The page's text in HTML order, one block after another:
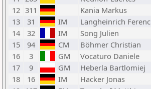
12 311 Kania Markus
13
31 IM Langheinrich Ferenc
14
32 IM Song Julien
15
94 CM Böhmer Christian
16
3 GM Vocaturo Daniele
17
9 GM Heberla Bartlomiej
18
16 IM Hacker Jonas